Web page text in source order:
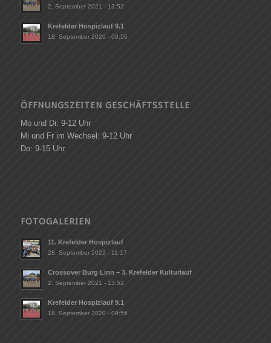
2. September 2021 - 13:52
Krefelder Hospizlauf 9.1
18. September 2020 - 09:56
ÖFFNUNGSZEITEN GESCHÄFTSSTELLE
Mo und Di: 9-12 Uhr
Mi und Fr im Wechsel: 9-12 Uhr
Do: 9-15 Uhr
FOTOGALERIEN
11. Krefelder Hospizlauf
28. September 2022 - 11:17
Crossover Burg Linn – 3. Krefelder Kulturlauf
2. September 2021 - 13:52
Krefelder Hospizlauf 9.1
18. September 2020 - 09:56